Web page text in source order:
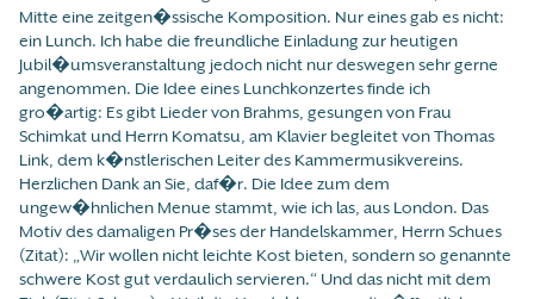
Mitte eine zeitgen�ssische Komposition. Nur eines gab es nicht:
ein Lunch. Ich habe die freundliche Einladung zur heutigen
Jubil�umsveranstaltung jedoch nicht nur deswegen sehr gerne
angenommen. Die Idee eines Lunchkonzertes finde ich
gro�artig: Es gibt Lieder von Brahms, gesungen von Frau
Schimkat und Herrn Komatsu, am Klavier begleitet von Thomas
Link, dem k�nstlerischen Leiter des Kammermusikvereins.
Herzlichen Dank an Sie, daf�r. Die Idee zum dem
ungew�hnlichen Menue stammt, wie ich las, aus London. Das
Motiv des damaligen Pr�ses der Handelskammer, Herrn Schues
(Zitat): „Wir wollen nicht leichte Kost bieten, sondern so genannte
schwere Kost gut verdaulich servieren.“ Und das nicht mit dem